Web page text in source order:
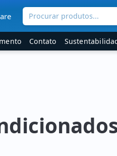
Procurar produtos...
Contato